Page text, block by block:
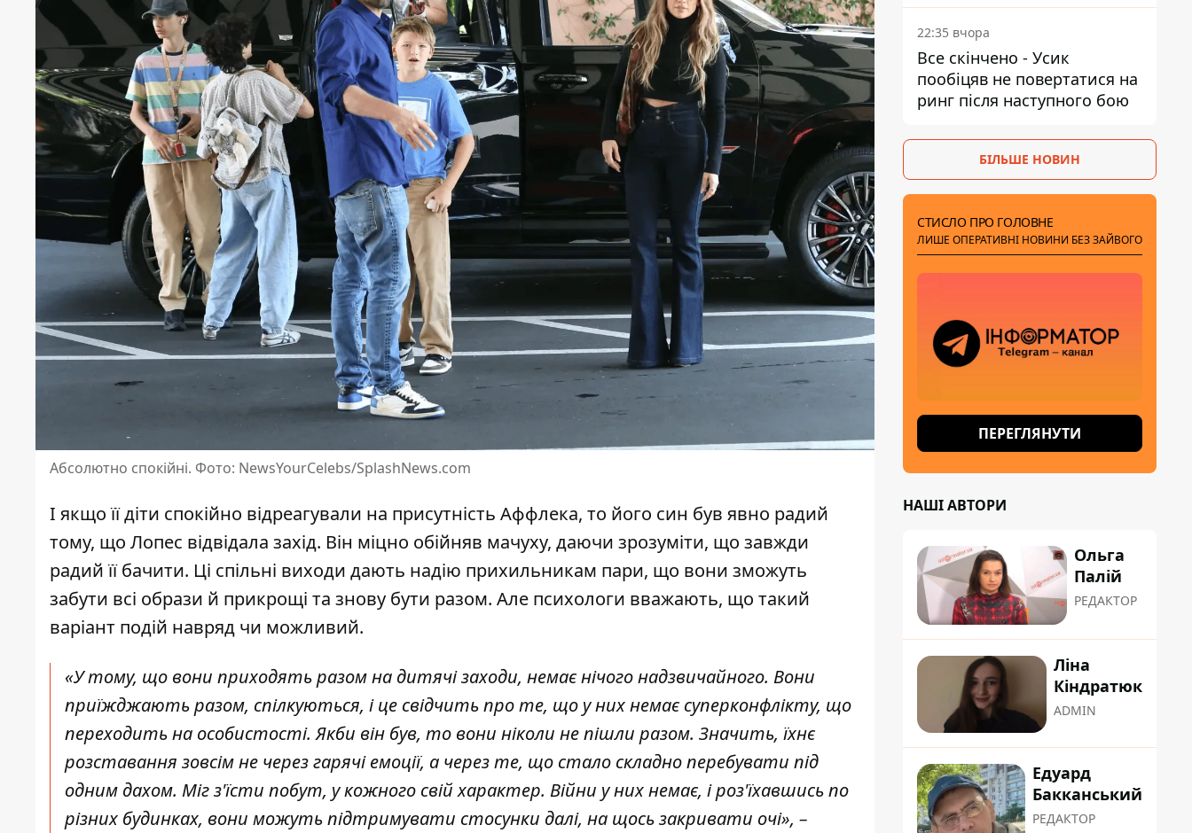
Абсолютно спокійні. Фото: NewsYourCelebs/SplashNews.com
І якщо її діти спокійно відреагували на присутність Аффлека, то його син був явно радий
тому, що Лопес відвідала захід. Він міцно обійняв мачуху, даючи зрозуміти, що завжди
радий її бачити. Ці спільні виходи дають надію прихильникам пари, що вони зможуть
забути всі образи й прикрощі та знову бути разом. Але психологи вважають, що такий
варіант подій навряд чи можливий.
«У тому, що вони приходять разом на дитячі заходи, немає нічого надзвичайного. Вони
приїжджають разом, спілкуються, і це свідчить про те, що у них немає суперконфлікту, що
переходить на особистості. Якби він був, то вони ніколи не пішли разом. Значить, їхнє
розставання зовсім не через гарячі емоції, а через те, що стало складно перебувати під
одним дахом. Міг з'їсти побут, у кожного свій характер. Війни у них немає, і роз'їхавшись по
різних будинках, вони можуть підтримувати стосунки далі, на щось закривати очі», –
22:35 вчора
Все скінчено - Усик
пообіцяв не повертатися на
ринг після наступного бою
БІЛЬШЕ НОВИН
СТИСЛО ПРО ГОЛОВНЕ
ЛИШЕ ОПЕРАТИВНІ НОВИНИ БЕЗ ЗАЙВОГО
ПЕРЕГЛЯНУТИ
НАШІ АВТОРИ
Ольга
Палій
РЕДАКТОР
Ліна
Кіндратюк
ADMIN
Едуард
Бакканський
РЕДАКТОР